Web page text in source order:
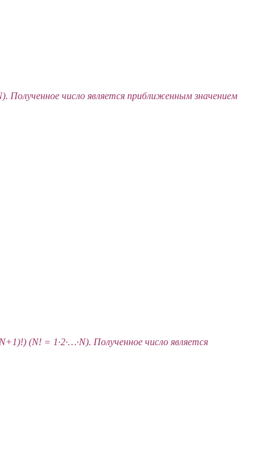
Полученное число является приближенным значением
(N! = 1·2·…·N). Полученное число является